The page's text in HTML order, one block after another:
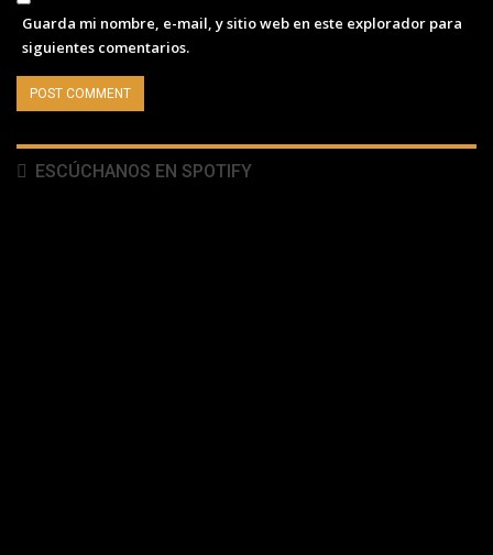
Guarda mi nombre, e-mail, y sitio web en este explorador para
siguientes comentarios.
ESCÚCHANOS EN SPOTIFY